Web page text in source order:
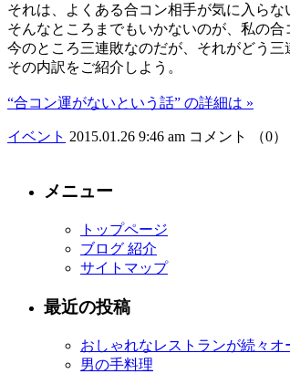
それは、よくある合コン相手が気に入らな
そんなところまでもいかないのが、私の合
今のところ三連敗なのだが、それがどう三
その内訳をご紹介しよう。
“合コン運がないという話” の詳細は »
イベント 2015.01.26 9:46 am コメント （0）
メニュー
トップページ
ブログ 紹介
サイトマップ
最近の投稿
おしゃれなレストランが続々オ
男の手料理